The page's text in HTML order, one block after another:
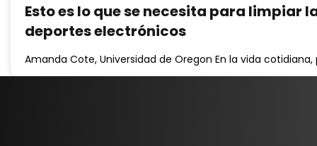
Esto es lo que se necesita para limpiar
deportes electrónicos
Amanda Cote, Universidad de Oregon En la vida